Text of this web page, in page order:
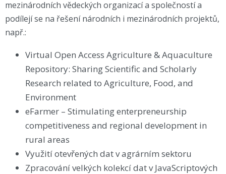
mezinárodních vědeckých organizací a společností a
podílejí se na řešení národních i mezinárodních projektů,
např.:
Virtual Open Access Agriculture & Aquaculture
Repository: Sharing Scientific and Scholarly
Research related to Agriculture, Food, and
Environment
eFarmer – Stimulating enterpreneurship
competitiveness and regional development in
rural areas
Využití otevřených dat v agrárním sektoru
Zpracování velkých kolekcí dat v JavaScriptových